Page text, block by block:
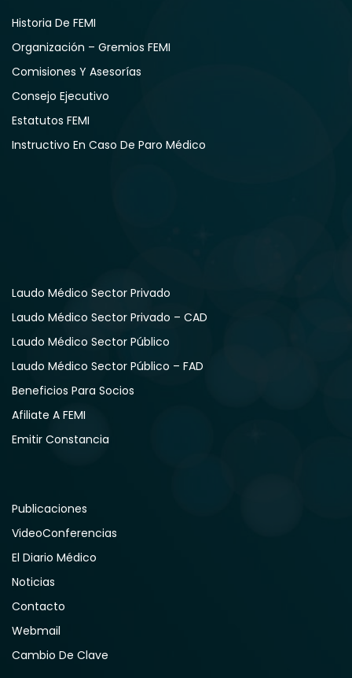
Historia De FEMI
Organización – Gremios FEMI
Comisiones Y Asesorías
Consejo Ejecutivo
Estatutos FEMI
Instructivo En Caso De Paro Médico
Laudo Médico Sector Privado
Laudo Médico Sector Privado – CAD
Laudo Médico Sector Público
Laudo Médico Sector Público – FAD
Beneficios Para Socios
Afiliate A FEMI
Emitir Constancia
Publicaciones
VideoConferencias
El Diario Médico
Noticias
Contacto
Webmail
Cambio De Clave